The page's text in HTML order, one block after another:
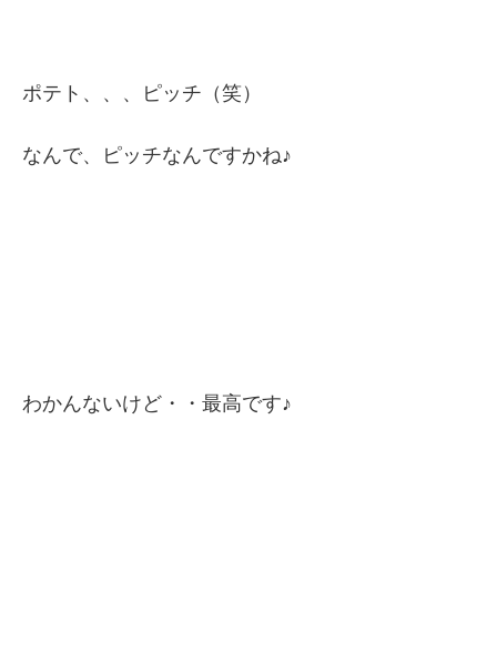
ポテト、、、ピッチ（笑）
なんで、ピッチなんですかね♪
わかんないけど・・最高です♪